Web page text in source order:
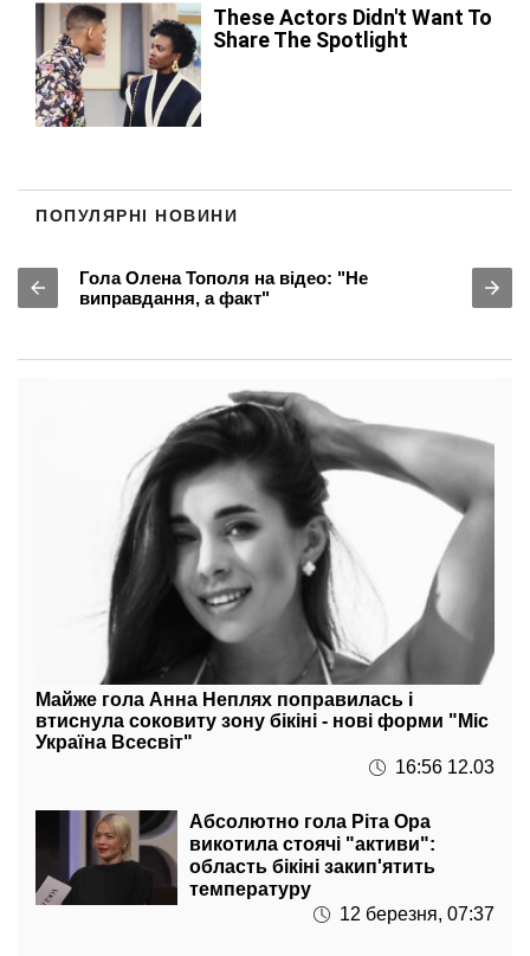
ПОПУЛЯРНІ НОВИНИ
Гола Олена Тополя на відео: "Не
виправдання, а факт"
Майже гола Анна Неплях поправилась і
втиснула соковиту зону бікіні - нові форми "Міс
Україна Всесвіт"
16:56 12.03
Абсолютно гола Ріта Ора
викотила стоячі "активи":
область бікіні закип'ятить
температуру
12 березня, 07:37